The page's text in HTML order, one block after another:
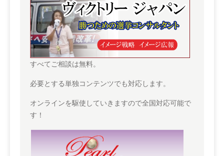
すべてご相談は無料。
必要とする単独コンテンツでも対応します。
オンラインを駆使していきますので全国対応可能で
す！